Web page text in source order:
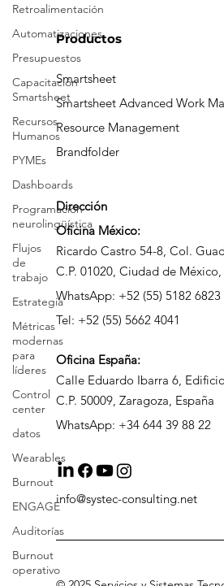
Retroalimentación
Automatizaciones
Presupuestos
Capacitación
Smartsheet
Recursos
Humanos
PYMEs
Dashboards
Programación
neurolingüística
Flujos
de
trabajo
Estrategia
Métricas
modernas
para
líderes
Control
center
datos
Wearables
Burnout
ENGAGE
Auditorías
Burnout
operativo
Dirección
Oficina México:
C.P. 01020, Ciudad de México,
Tel: +52 (55) 5662 4041
WhatsApp: +52 (55) 5182 6823
Oficina España:
Calle Eduardo Ibarra 6, Edificio
C.P. 50009, Zaragoza, España
WhatsApp: +34 644 39 88 22
info@systec-consulting.net
Productos
Smartsheet
Resource Management
Brandfolder
Smartsheet Advanced Work
Smartsheet fundamentals